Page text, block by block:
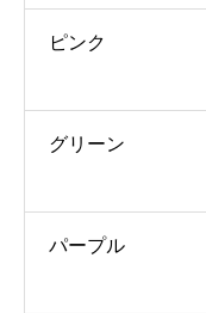
ピンク
グリーン
パープル